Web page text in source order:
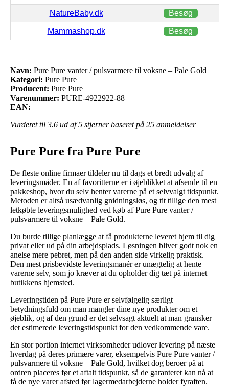
NatureBaby.dk Besøg
Mammashop.dk Besøg
Navn: Pure Pure vanter / pulsvarmere til voksne – Pale Gold
Kategori: Pure Pure
Producent: Pure Pure
Varenummer: PURE-4922922-88
EAN:
Vurderet til 3.6 ud af 5 stjerner baseret på 25 anmeldelser
Pure Pure fra Pure Pure
De fleste online firmaer tildeler nu til dags et bredt udvalg af
leveringsmåder. En af favoritterne er i øjeblikket at afsende til en
pakkeshop, hvor du selv henter varerne på et selvvalgt tidspunkt.
Metoden er altså usædvanlig gnidningsløs, og tit tillige den mest
letkøbte leveringsmulighed ved køb af Pure Pure vanter /
pulsvarmere til voksne – Pale Gold.
Du burde tillige planlægge at få produkterne leveret hjem til dig
privat eller ud på din arbejdsplads. Løsningen bliver godt nok en
anelse mere pebret, men på den anden side virkelig praktisk.
Den mest prisbevidste leveringsmanér er unægtelig at hente
varerne selv, som jo kræver at du opholder dig tæt på internet
butikkens hjemsted.
Leveringstiden på Pure Pure er selvfølgelig særligt
betydningsfuld om man mangler dine nye produkter om et
øjeblik, og af den grund er det selvsagt aktuelt at man gransker
det estimerede leveringstidspunkt for den vedkommende vare.
En stor portion internet virksomheder udlover levering på næste
hverdag på deres primære varer, eksempelvis Pure Pure vanter /
pulsvarmere til voksne – Pale Gold, hvilket dog beroer på at
ordren placeres før et aftalt tidspunkt, så de garanteret kan nå at
få de nye varer afsted før lagermedarbejderne holder fyraften.